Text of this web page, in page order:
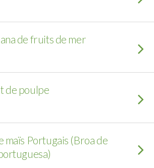
de fruits de mer
de poulpe
maïs Portugais (Broa de